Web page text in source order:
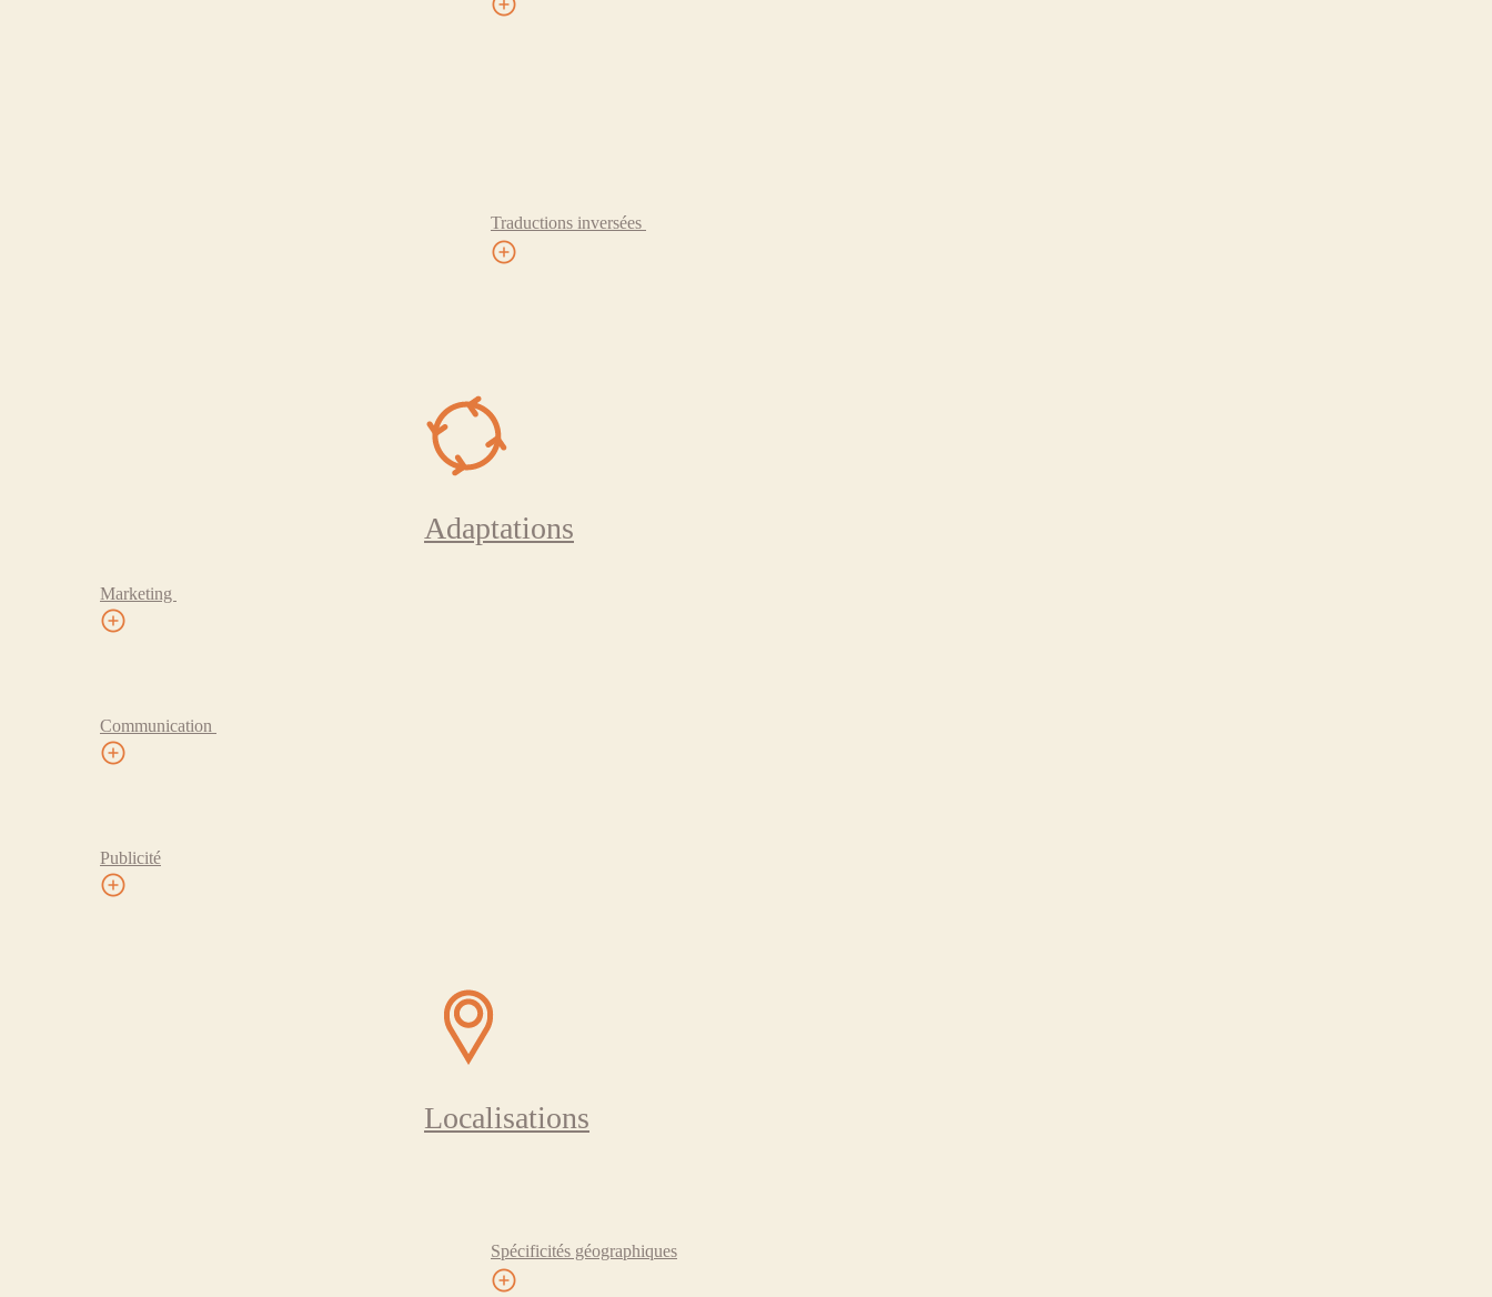
Traductions inversées
Adaptations
Marketing
Communication
Publicité
Localisations
Spécificités géographiques